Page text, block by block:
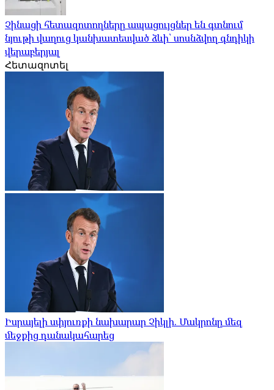
Չինացի հետազոտողները ապացույցներ են գտնում
նյութի վաղուց կանխատեսված ձևի՝ սոսնձվող գնդիկի
վերաբերյալ
Հետազոտել
Իսրայելի սփյուռքի նախարար Չիկլի. Մակրոնը մեզ
մեջքից դանակահարեց